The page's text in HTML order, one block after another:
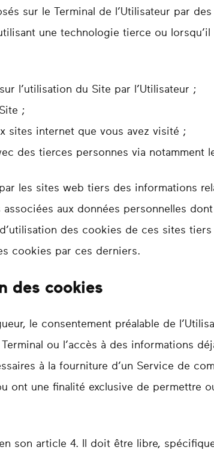
sur le Terminal de l’Utilisateur par
une technologie tierce ou
l’utilisation du Site par l’Utilisateur ;
;
sites internet que vous avez visité ;
des tierces personnes via notamment
les sites web tiers des informations
aux données personnelles
des cookies de ces sites
cookies par ces derniers.
des cookies
le consentement préalable de
ou l’accès à des informations
à la fourniture d’un Service de
ont une finalité exclusive de permettre
son article 4. Il doit être libre,